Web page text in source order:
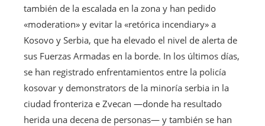
también de la escalada en la zona y han pedido
«moderation» y evitar la «retórica incendiary» a
Kosovo y Serbia, que ha elevado el nivel de alerta de
sus Fuerzas Armadas en la borde. In los últimos días,
se han registrado enfrentamientos entre la policía
kosovar y demonstrators de la minoría serbia in la
ciudad fronteriza e Zvecan —donde ha resultado
herida una decena de personas— y también se han